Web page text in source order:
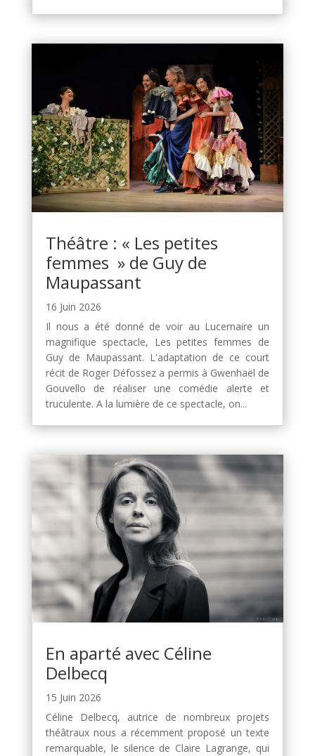
Théâtre : « Les petites
femmes » de Guy de
Maupassant
16 Juin 2026
Il nous a été donné de voir au Lucernaire un
magnifique spectacle, Les petites femmes de
Guy de Maupassant. L'adaptation de ce court
récit de Roger Défossez a permis à Gwenhaël de
Gouvello de réaliser une comédie alerte et
truculente. A la lumière de ce spectacle, on...
En aparté avec Céline
Delbecq
15 Juin 2026
Céline Delbecq, autrice de nombreux projets
théâtraux nous a récemment proposé un texte
remarquable, le silence de Claire Lagrange, qui